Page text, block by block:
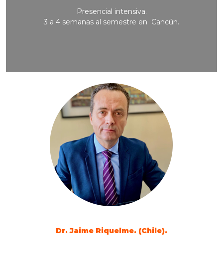
Presencial intensiva.
3 a 4 semanas al semestre en Cancún.
Dr. Jaime Riquelme. (Chile).